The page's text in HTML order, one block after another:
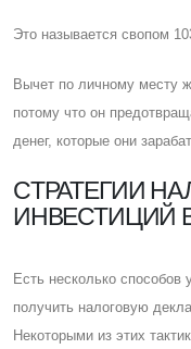
Это называется свопом
Вычет по личному месту
потому что он
денег, которые они
CТРАТЕГИИ
ИНВЕСТИЦИЙ
Eсть несколько
получить налоговую
Некоторыми из этих